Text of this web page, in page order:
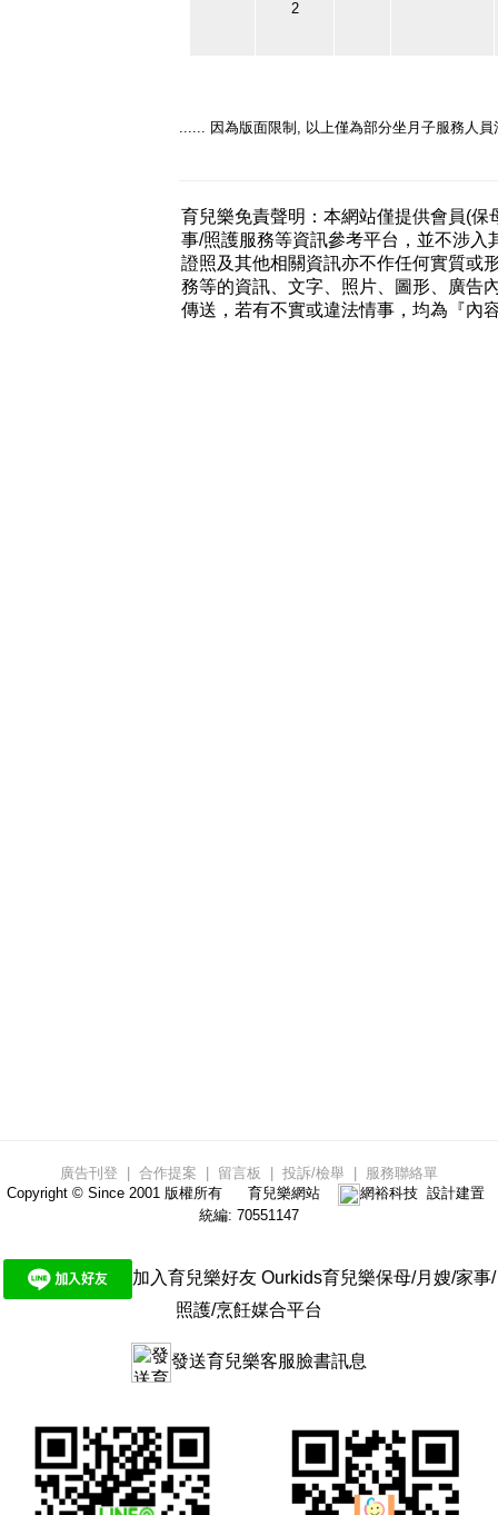
2
...... 因為版面限制, 以上僅為部分坐月子服務人
育兒樂免責聲明：本網站僅提供會員(
事/照護服務等資訊參考平台，並不涉
證照及其他相關資訊亦不作任何實質或
務等的資訊、文字、照片、圖形、廣告
傳送，若有不實或違法情事，均為『內
廣告刊登 合作提案 留言板 投訴/檢舉
服務聯絡單
Copyright © Since 2001 版權所有
育兒樂網站 網裕科技設計建置
統編: 70551147
加入育兒樂好友 Ourkids育兒樂保母/月嫂/家事/
照護/烹飪媒合平台
發送育兒樂客服臉書訊息